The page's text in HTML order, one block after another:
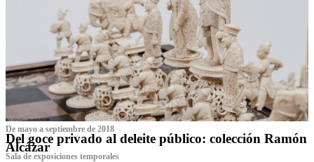
De mayo a septiembre de 2018
Del goce privado al deleite público: colección Ramón
Alcázar
Sala de exposiciones temporales